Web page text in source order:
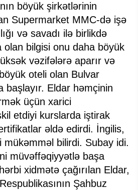
böyük şirkətlərinin
Supermarket MMC-də işə
və savadı ilə birlikdə
olan bilgisi onu daha böyük
vəzifələrə aparır və
oteli olan Bulvar
başlayır. Eldar həmçinin
üçün xarici
etdiyi kurslarda iştirak
əldə edirdi. İngilis,
mükəmməl bilirdi. Subay idi.
müvəffəqiyyətlə başa
xidmətə çağırılan Eldar,
Şahbuz